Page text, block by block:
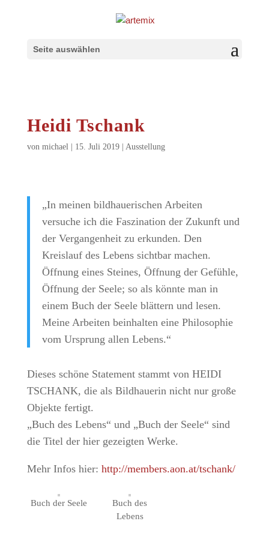
Seite auswählen
Heidi Tschank
von michael| 15. Juli 2019| Ausstellung
„In meinen bildhauerischen Arbeiten
versuche ich die Faszination der Zukunft und
der Vergangenheit zu erkunden. Den
Kreislauf des Lebens sichtbar machen.
Öffnung eines Steines, Öffnung der Gefühle,
Öffnung der Seele; so als könnte man in
einem Buch der Seele blättern und lesen.
Meine Arbeiten beinhalten eine Philosophie
vom Ursprung allen Lebens.“
Dieses schöne Statement stammt von HEIDI
TSCHANK, die als Bildhauerin nicht nur große
Objekte fertigt.
„Buch des Lebens“ und „Buch der Seele“ sind
die Titel der hier gezeigten Werke.
Mehr Infos hier: http://members.aon.at/tschank/
Buch der Seele
Buch des
Lebens